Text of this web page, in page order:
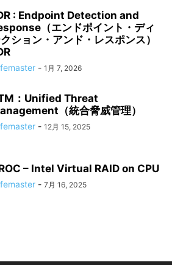
: Endpoint Detection and
（エンドポイント・ディ
ション・アンド・レスポンス）
- 1月 7, 2026
：Unified Threat
（統合脅威管理）
- 12月 15, 2025
– Intel Virtual RAID on CPU
- 7月 16, 2025